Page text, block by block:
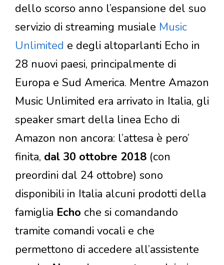
dello scorso anno l’espansione del suo
servizio di streaming musiale Music
Unlimited e degli altoparlanti Echo in
28 nuovi paesi, principalmente di
Europa e Sud America. Mentre Amazon
Music Unlimited era arrivato in Italia, gli
speaker smart della linea Echo di
Amazon non ancora: l’attesa è pero’
finita, dal 30 ottobre 2018 (con
preordini dal 24 ottobre) sono
disponibili in Italia alcuni prodotti della
famiglia Echo che si comandando
tramite comandi vocali e che
permettono di accedere all’assistente